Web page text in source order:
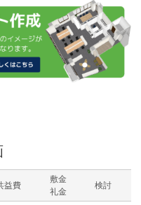
益費
敷金
礼金
検討